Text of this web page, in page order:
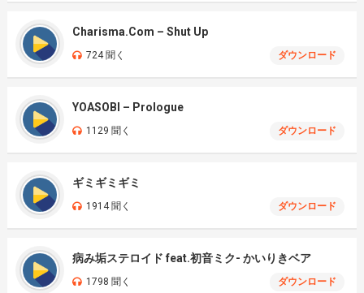
Charisma.Com – Shut Up
724 聞く ダウンロード
YOASOBI – Prologue
1129 聞く ダウンロード
ギミギミギミ
1914 聞く ダウンロード
病み垢ステロイド feat.初音ミク- かいりきベア
1798 聞く ダウンロード